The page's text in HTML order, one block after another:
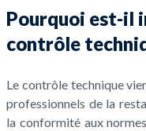
Pourquoi est-il
contrôle
Le contrôle technique
professionnels de la
la conformité aux